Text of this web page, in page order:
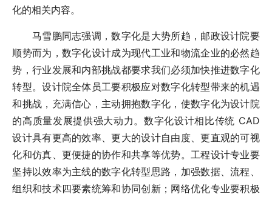
化的相关内容。
马雪鹏同志强调，数字化是大势所趋，邮政设计院要
顺势而为，数字化设计成为现代工业和物流企业的必然趋
势，行业发展和内部挑战都要求我们必须加快推进数字化
转型。设计院全体员工要积极应对数字化转型带来的机遇
和挑战，充满信心，主动拥抱数字化，使数字化为设计院
的高质量发展提供强大动力。数字化设计相比传统 CAD
设计具有更高的效率、更大的设计自由度、更直观的可视
化和仿真、更便捷的协作和共享等优势。工程设计专业要
坚持以效率为主线的数字化转型思路，加强数据、流程、
组织和技术四要素统筹和协同创新；网络优化专业要积极